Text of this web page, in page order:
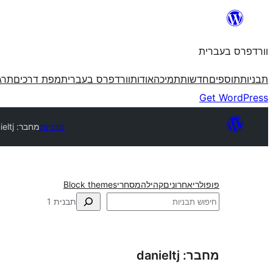
וורדפרס בעברית
תבניותתוספיםחדשותתמיכהאודותוורדפרס בעבריתמפת דרכים
Get WordPress
תבניותמחבר: danieltj
פופולריאחרוניםקהילהמסחריBlock themes
חיפוש תבנית 1
מחבר: danieltj